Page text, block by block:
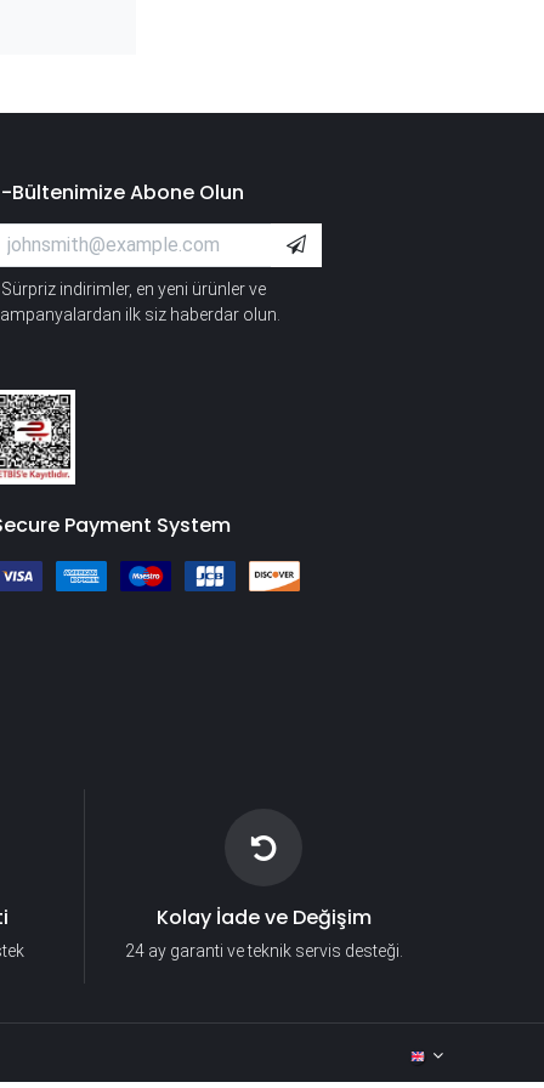
Bültenimize Abone Olun
Sürpriz indirimler, en yeni ürünler ve
ilk siz haberdar olun.
Payment System
Kolay İade ve Değişim
24 ay garanti ve teknik servis desteği.